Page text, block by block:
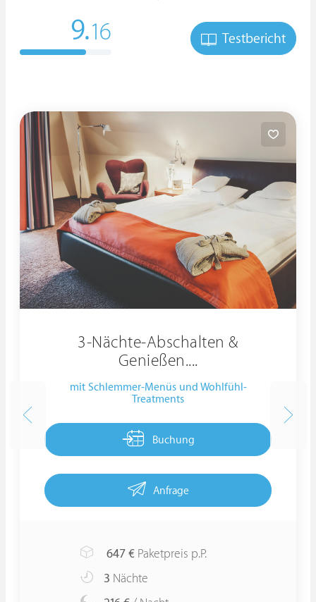
9.16 Testbericht
3-Nächte-Abschalten &
Genießen....
mit Schlemmer-Menüs und Wohlfühl-
Treatments
Buchung
Anfrage
647 € Paketpreis p.P.
3 Nächte